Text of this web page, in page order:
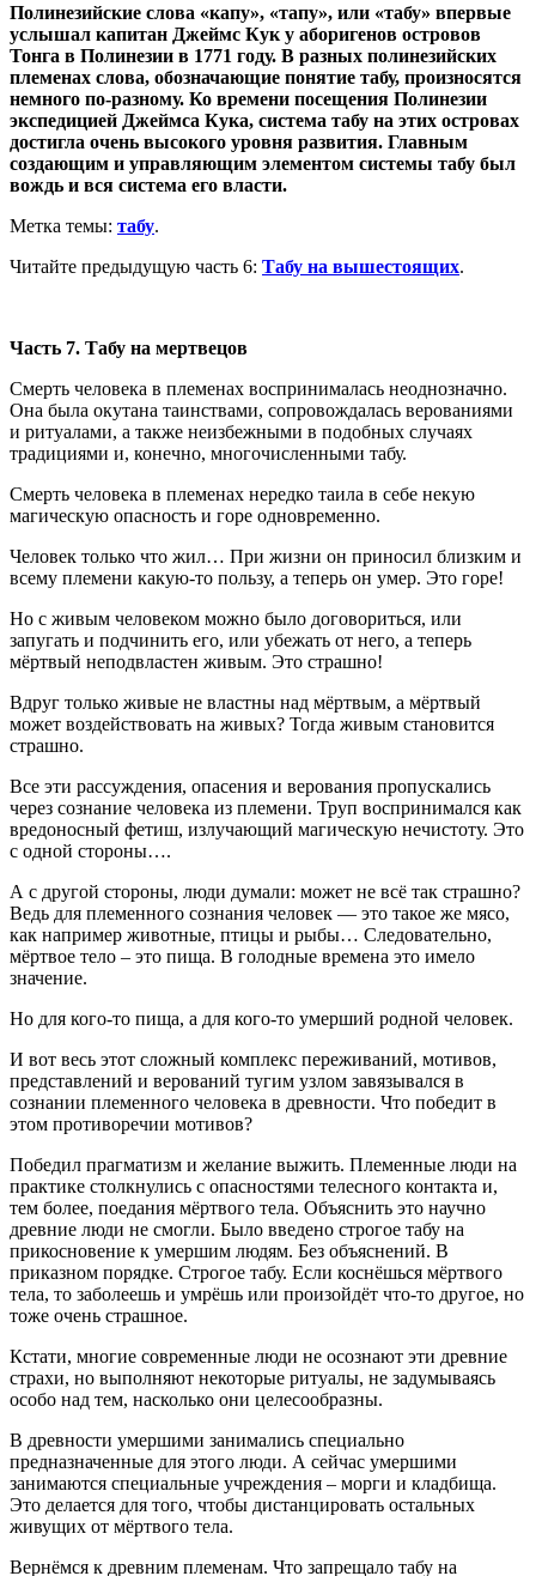
Полинезийские слова «капу», «тапу», или «табу» впервые
услышал капитан Джеймс Кук у аборигенов островов
Тонга в Полинезии в 1771 году. В разных полинезийских
племенах слова, обозначающие понятие табу, произносятся
немного по-разному. Ко времени посещения Полинезии
экспедицией Джеймса Кука, система табу на этих островах
достигла очень высокого уровня развития. Главным
создающим и управляющим элементом системы табу был
вождь и вся система его власти.
Метка темы: табу.
Читайте предыдущую часть 6: Табу на вышестоящих.
Часть 7. Табу на мертвецов
Смерть человека в племенах воспринималась неоднозначно.
Она была окутана таинствами, сопровождалась верованиями
и ритуалами, а также неизбежными в подобных случаях
традициями и, конечно, многочисленными табу.
Смерть человека в племенах нередко таила в себе некую
магическую опасность и горе одновременно.
Человек только что жил… При жизни он приносил близким и
всему племени какую-то пользу, а теперь он умер. Это горе!
Но с живым человеком можно было договориться, или
запугать и подчинить его, или убежать от него, а теперь
мёртвый неподвластен живым. Это страшно!
Вдруг только живые не властны над мёртвым, а мёртвый
может воздействовать на живых? Тогда живым становится
страшно.
Все эти рассуждения, опасения и верования пропускались
через сознание человека из племени. Труп воспринимался как
вредоносный фетиш, излучающий магическую нечистоту. Это
с одной стороны….
А с другой стороны, люди думали: может не всё так страшно?
Ведь для племенного сознания человек — это такое же мясо,
как например животные, птицы и рыбы… Следовательно,
мёртвое тело – это пища. В голодные времена это имело
значение.
Но для кого-то пища, а для кого-то умерший родной человек.
И вот весь этот сложный комплекс переживаний, мотивов,
представлений и верований тугим узлом завязывался в
сознании племенного человека в древности. Что победит в
этом противоречии мотивов?
Победил прагматизм и желание выжить. Племенные люди на
практике столкнулись с опасностями телесного контакта и,
тем более, поедания мёртвого тела. Объяснить это научно
древние люди не смогли. Было введено строгое табу на
прикосновение к умершим людям. Без объяснений. В
приказном порядке. Строгое табу. Если коснёшься мёртвого
тела, то заболеешь и умрёшь или произойдёт что-то другое, но
тоже очень страшное.
Кстати, многие современные люди не осознают эти древние
страхи, но выполняют некоторые ритуалы, не задумываясь
особо над тем, насколько они целесообразны.
В древности умершими занимались специально
предназначенные для этого люди. А сейчас умершими
занимаются специальные учреждения – морги и кладбища.
Это делается для того, чтобы дистанцировать остальных
живущих от мёртвого тела.
Вернёмся к древним племенам. Что запрещало табу на